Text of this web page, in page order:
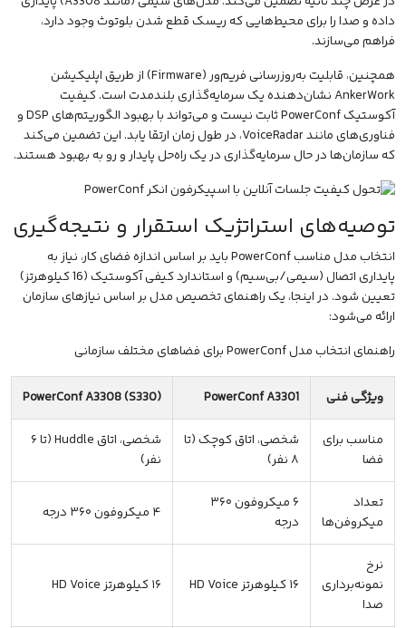
داده و صدا را برای محیط‌هایی که ریسک قطع شدن بلوتوث وجود دارد،
فراهم می‌سازند.
همچنین، قابلیت به‌روزرسانی فریم‌ور (Firmware) از طریق اپلیکیشن
AnkerWork نشان‌دهنده یک سرمایه‌گذاری بلندمدت است. کیفیت
آکوستیک PowerConf ثابت نیست و می‌تواند با بهبود الگوریتم‌های DSP و
فناوری‌های مانند VoiceRadar، در طول زمان ارتقا یابد. این تضمین می‌کند
که سازمان‌ها در حال سرمایه‌گذاری در یک راه‌حل پایدار و رو به بهبود هستند.
توصیه‌های استراتژیک استقرار و نتیجه‌گیری
انتخاب مدل مناسب PowerConf باید بر اساس اندازه فضای کار، نیاز به
پایداری اتصال (سیمی/بی‌سیم) و استاندارد کیفی آکوستیک (16 کیلوهرتز)
تعیین شود. در اینجا، یک راهنمای تخصیص مدل بر اساس نیازهای سازمان
ارائه می‌شود:
راهنمای انتخاب مدل PowerConf برای فضاهای مختلف سازمانی
ویژگی فنی PowerConf A3301
PowerConf A3308 (S330)
مناسب برای
فضا
شخصی، اتاق کوچک (تا
۸ نفر)
شخصی، اتاق Huddle (تا ۶
نفر)
تعداد
میکروفن‌ها
۶ میکروفون ۳۶۰
درجه
۴ میکروفون ۳۶۰ درجه
نرخ
نمونه‌برداری
صدا
۱۶ کیلوهرتز HD Voice ۱۶ کیلوهرتز HD Voice